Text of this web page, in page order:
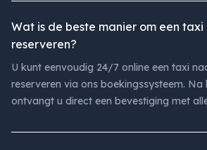
Wat is de beste manier om een
reserveren?
U kunt eenvoudig 24/7 online een taxi
reserveren via ons boekingssysteem. Na
ontvangt u direct een bevestiging met